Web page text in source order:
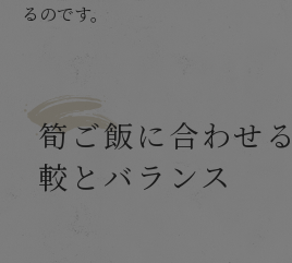
るのです。
筍ご飯に合わせ
較とバランス